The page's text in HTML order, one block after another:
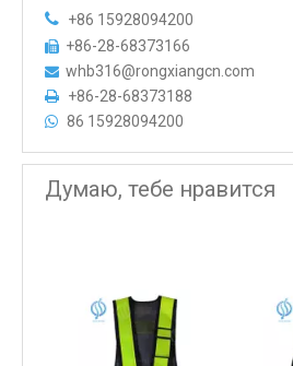
 +86 15928094200
 +86-28-68373166
 whb316@rongxiangcn.com
 +86-28-68373188
 86 15928094200
Думаю, тебе нравится